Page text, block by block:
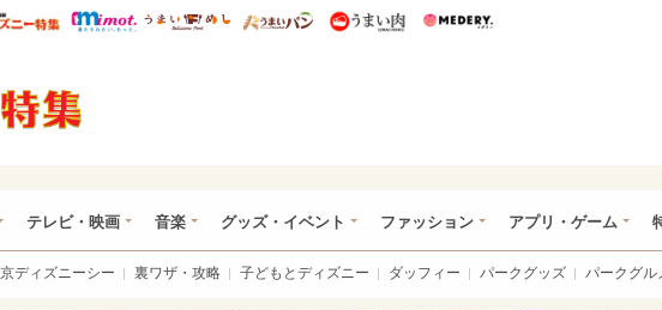
ママ* ウレぴあ総研 ディズニー特集
mimot. うまいめし うまいパン うまい肉
テレビ・映画 音楽 グッズ・イベント ファッション アプリ・ゲーム
ディズニーシー 裏ワザ・攻略 子どもとディズニー ダッフィー パークグッズ パークグル